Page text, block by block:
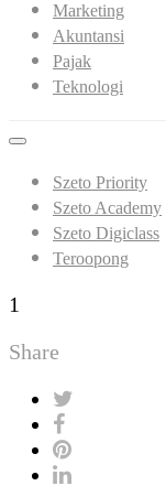
Marketing
Akuntansi
Pajak
Teknologi
Szeto Priority
Szeto Academy
Szeto Digiclass
Teroopong
1
Share